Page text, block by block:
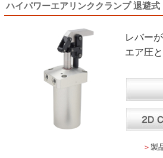
ハイパワーエアリンククランプ 退避式
レバー
エア圧
＞ 製